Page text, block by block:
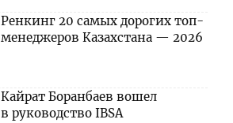
Ренкинг 20 самых дорогих топ-
менеджеров Казахстана — 2026
Кайрат Боранбаев вошел
в руководство IBSA